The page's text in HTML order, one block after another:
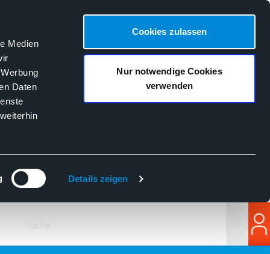
Medien
Daten
Details zeigen
Cookies zulassen
Nur notwendige Cookies
verwenden
Suchen